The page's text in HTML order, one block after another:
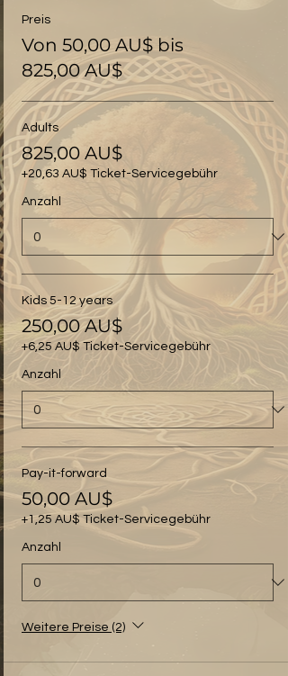
Preis
Von 50,00 AU$ bis
825,00 AU$
Adults
825,00 AU$
+20,63 AU$ Ticket-Servicegebühr
Anzahl
Kids 5-12 years
250,00 AU$
+6,25 AU$ Ticket-Servicegebühr
Anzahl
Pay-it-forward
50,00 AU$
+1,25 AU$ Ticket-Servicegebühr
Anzahl
Weitere Preise (2)